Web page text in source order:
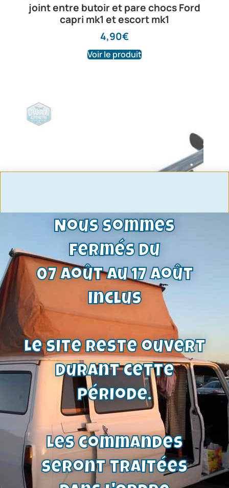
joint entre butoir et pare chocs Ford
capri mk1 et escort mk1
4,90€
Voir le produit
Demi pare chocs avant inox – La paire
| Capri 2600 RS 72-73
542,00
Nous sommes
fermés du
07 août au 17 août
inclus
Le site reste ouvert
durant cette
période.
Les commandes
seront traitées